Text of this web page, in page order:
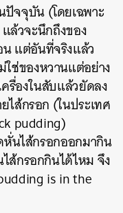
ปัจจุบัน (โดยเฉพาะ
ล้วจะนึกถึงของ
แต่อันที่จริงแล้ว
ใช่ของหวานแต่อย่าง
รื่องในสับแล้วยัดลง
ส้กรอก (ในประเทศ
pudding)
นไส้กรอกออกมากิน
ส้กรอกกินได้ไหม จึง
is in the